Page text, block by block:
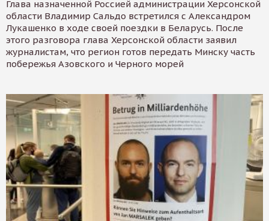
Глава назначенной Россией администрации Херсонской
области Владимир Сальдо встретился с Александром
Лукашенко в ходе своей поездки в Беларусь. После
этого разговора глава Херсонской области заявил
журналистам, что регион готов передать Минску часть
побережья Азовского и Черного морей